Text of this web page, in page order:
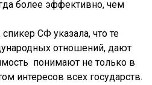
более эффективно, чем
СФ указала, что те
отношений, дают
понимают не только в
интересов всех государств.